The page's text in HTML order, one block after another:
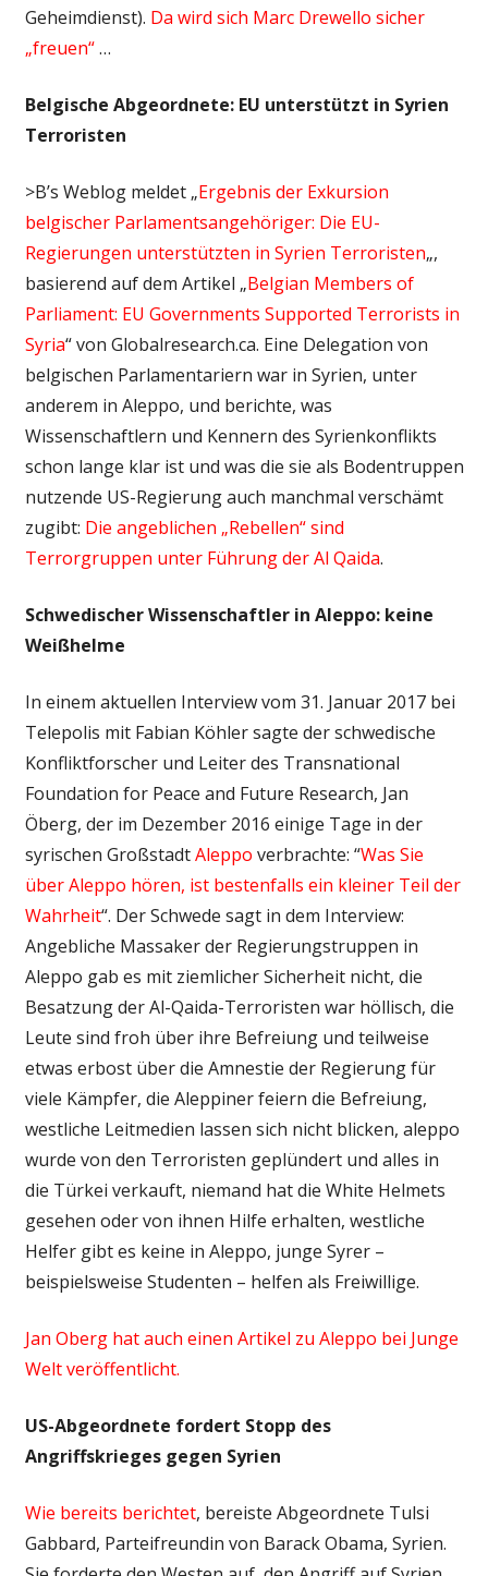
Geheimdienst). Da wird sich Marc Drewello sicher
„freuen“…
Belgische Abgeordnete: EU unterstützt in Syrien
Terroristen
>B’s Weblog meldet „Ergebnis der Exkursion
belgischer Parlamentsangehöriger: Die EU-
Regierungen unterstützten in Syrien Terroristen„,
basierend auf dem Artikel „Belgian Members of
Parliament: EU Governments Supported Terrorists in
Syria“ von Globalresearch.ca. Eine Delegation von
belgischen Parlamentariern war in Syrien, unter
anderem in Aleppo, und berichte, was
Wissenschaftlern und Kennern des Syrienkonflikts
schon lange klar ist und was die sie als Bodentruppen
nutzende US-Regierung auch manchmal verschämt
zugibt: Die angeblichen „Rebellen“ sind
Terrorgruppen unter Führung der Al Qaida.
Schwedischer Wissenschaftler in Aleppo: keine
Weißhelme
In einem aktuellen Interview vom 31. Januar 2017 bei
Telepolis mit Fabian Köhler sagte der schwedische
Konfliktforscher und Leiter des Transnational
Foundation for Peace and Future Research, Jan
Öberg, der im Dezember 2016 einige Tage in der
syrischen GroßstadtAleppo verbrachte: “Was Sie
über Aleppo hören, ist bestenfalls ein kleiner Teil der
Wahrheit“. Der Schwede sagt in dem Interview:
Angebliche Massaker der Regierungstruppen in
Aleppo gab es mit ziemlicher Sicherheit nicht, die
Besatzung der Al-Qaida-Terroristen war höllisch, die
Leute sind froh über ihre Befreiung und teilweise
etwas erbost über die Amnestie der Regierung für
viele Kämpfer, die Aleppiner feiern die Befreiung,
westliche Leitmedien lassen sich nicht blicken, aleppo
wurde von den Terroristen geplündert und alles in
die Türkei verkauft, niemand hat die White Helmets
gesehen oder von ihnen Hilfe erhalten, westliche
Helfer gibt es keine in Aleppo, junge Syrer –
beispielsweise Studenten – helfen als Freiwillige.
Jan Oberg hat auch einen Artikel zu Aleppo bei Junge
Welt veröffentlicht.
US-Abgeordnete fordert Stopp des
Angriffskrieges gegen Syrien
Wie bereits berichtet, bereiste Abgeordnete Tulsi
Gabbard, Parteifreundin von Barack Obama, Syrien.